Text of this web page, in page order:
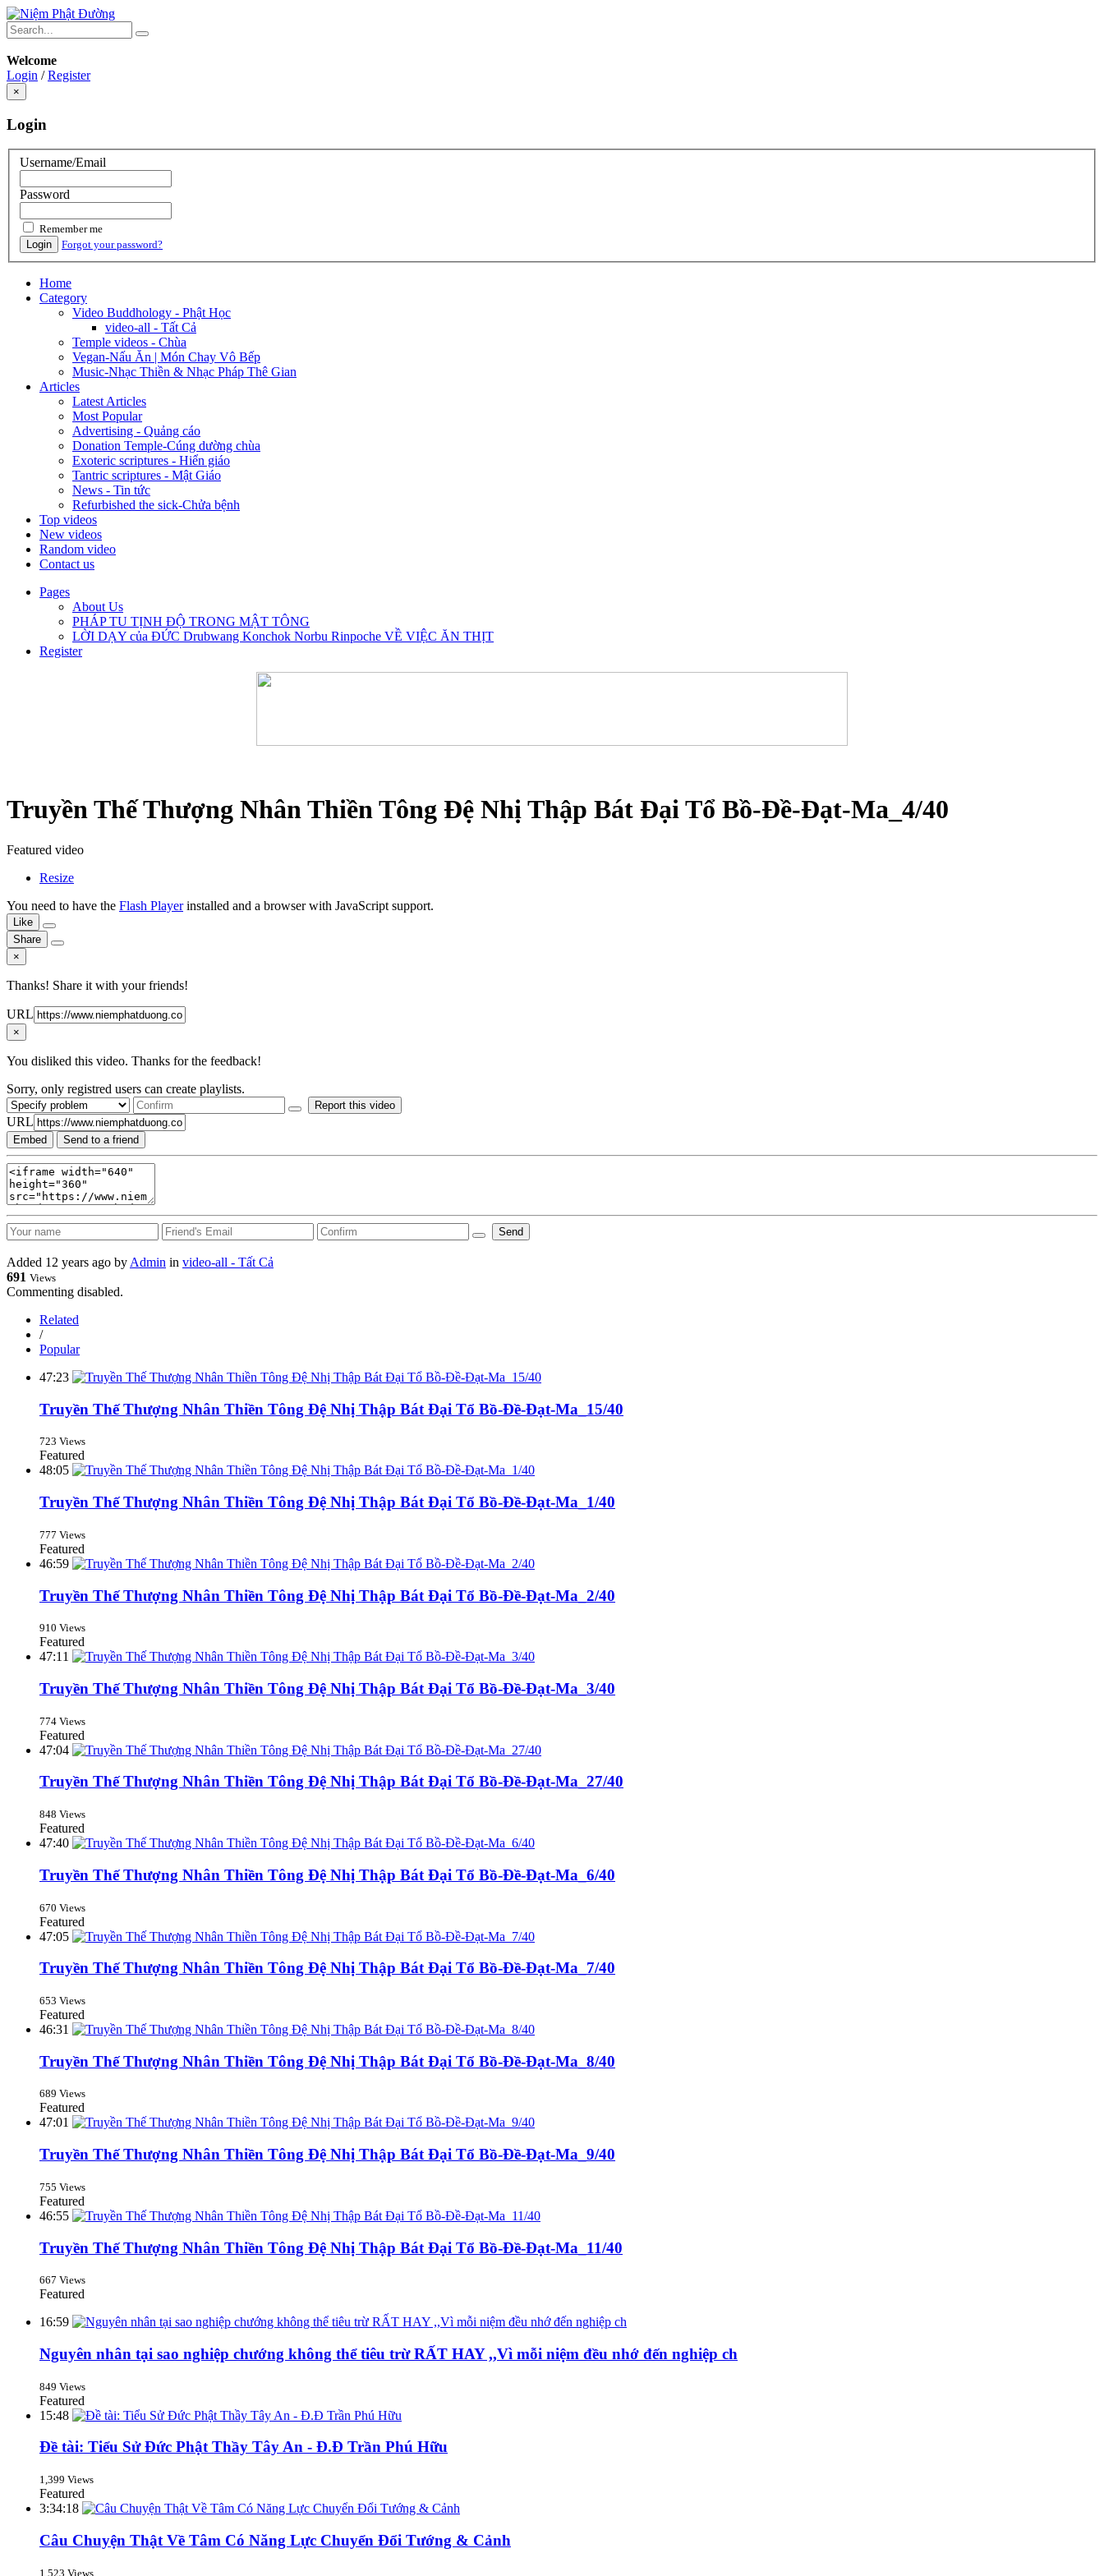
Welcome
Login /Register
×
Login
Username/Email
Password
Remember me
Login
Forgot your password?
Home
Category
Video Buddhology - Phật Học
video-all - Tất Cả
Temple videos - Chùa
Vegan-Nấu Ăn | Món Chay Vô Bếp
Music-Nhạc Thiền & Nhạc Pháp Thê Gian
Articles
Latest Articles
Most Popular
Advertising - Quảng cáo
Donation Temple-Cúng dường chùa
Exoteric scriptures - Hiển giáo
Tantric scriptures - Mật Giáo
News - Tin tức
Refurbished the sick-Chửa bệnh
Top videos
New videos
Random video
Contact us
Pages
About Us
PHÁP TU TỊNH ĐỘ TRONG MẬT TÔNG
LỜI DẠY của ĐỨC Drubwang Konchok Norbu Rinpoche VỀ VIỆC ĂN THỊT
Register
Truyền Thế Thượng Nhân Thiền Tông Đệ Nhị Thập Bát Đại Tổ Bồ-Đề-Đạt-Ma_4/40
Featured video
Resize
You need to have the Flash Playerinstalled and a browser with JavaScript support.
Like
Share
×
Thanks! Share it with your friends!
URL
×
You disliked this video. Thanks for the feedback!
Sorry, only registred users can create playlists.
Report this video
URL
Embed Send to a friend
Send
Added 12 years ago by Admin in video-all - Tất Cả
691 Views
Commenting disabled.
Related
/
Popular
47:23
Truyền Thế Thượng Nhân Thiền Tông Đệ Nhị Thập Bát Đại Tổ Bồ-Đề-Đạt-Ma_15/40
723 Views
Featured
48:05
Truyền Thế Thượng Nhân Thiền Tông Đệ Nhị Thập Bát Đại Tổ Bồ-Đề-Đạt-Ma_1/40
777 Views
Featured
46:59
Truyền Thế Thượng Nhân Thiền Tông Đệ Nhị Thập Bát Đại Tổ Bồ-Đề-Đạt-Ma_2/40
910 Views
Featured
47:11
Truyền Thế Thượng Nhân Thiền Tông Đệ Nhị Thập Bát Đại Tổ Bồ-Đề-Đạt-Ma_3/40
774 Views
Featured
47:04
Truyền Thế Thượng Nhân Thiền Tông Đệ Nhị Thập Bát Đại Tổ Bồ-Đề-Đạt-Ma_27/40
848 Views
Featured
47:40
Truyền Thế Thượng Nhân Thiền Tông Đệ Nhị Thập Bát Đại Tổ Bồ-Đề-Đạt-Ma_6/40
670 Views
Featured
47:05
Truyền Thế Thượng Nhân Thiền Tông Đệ Nhị Thập Bát Đại Tổ Bồ-Đề-Đạt-Ma_7/40
653 Views
Featured
46:31
Truyền Thế Thượng Nhân Thiền Tông Đệ Nhị Thập Bát Đại Tổ Bồ-Đề-Đạt-Ma_8/40
689 Views
Featured
47:01
Truyền Thế Thượng Nhân Thiền Tông Đệ Nhị Thập Bát Đại Tổ Bồ-Đề-Đạt-Ma_9/40
755 Views
Featured
46:55
Truyền Thế Thượng Nhân Thiền Tông Đệ Nhị Thập Bát Đại Tổ Bồ-Đề-Đạt-Ma_11/40
667 Views
Featured
16:59
Nguyên nhân tại sao nghiệp chướng không thể tiêu trừ RẤT HAY ,,Vì mỗi niệm đều nhớ đến nghiệp ch
849 Views
Featured
15:48
Đề tài: Tiểu Sử Đức Phật Thầy Tây An - Đ.Đ Trần Phú Hữu
1,399 Views
Featured
3:34:18
Câu Chuyện Thật Về Tâm Có Năng Lực Chuyển Đổi Tướng & Cảnh
1,523 Views